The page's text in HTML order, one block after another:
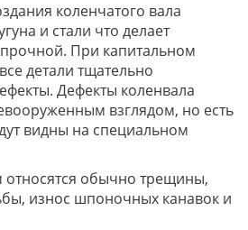
коленчатого вала
и стали что делает
При капитальном
детали тщательно
Дефекты коленвала
взглядом, но есть
видны на специальном
обычно трещины,
износ шпоночных канавок и